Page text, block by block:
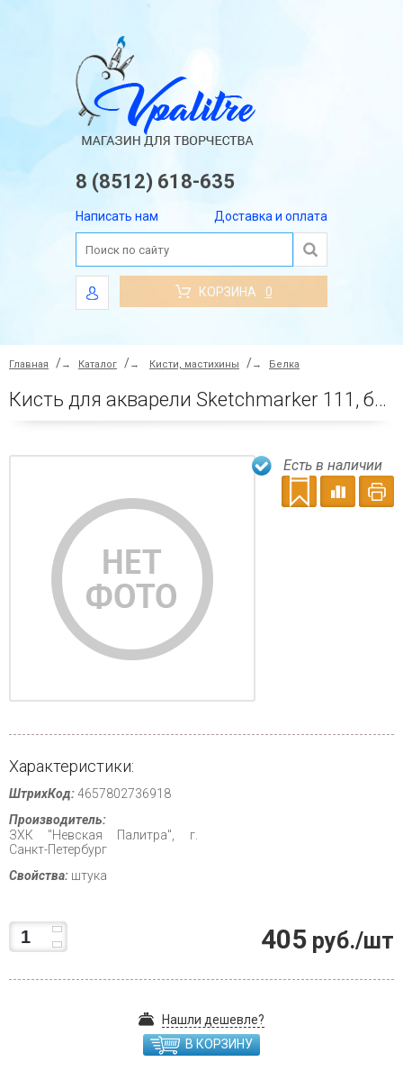
8 (8512) 618-635
Написать нам Доставка и оплата
КОРЗИНА 0
Главная → Каталог → Кисти, мастихины → Белка
Кисть для акварели Sketchmarker 111, белка имитация, круглая №6
Есть в наличии
Характеристики:
ШтрихКод:4657802736918
Производитель:
ЗХК "Невская Палитра", г.
Санкт-Петербург
Свойства: штука
405 руб./шт
Нашли дешевле?
В КОРЗИНУ